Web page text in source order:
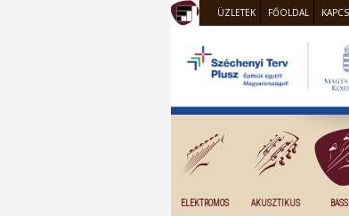
ÜZLETEK FŐOLDAL
ELEKTROMOS AKUSZTIKUS